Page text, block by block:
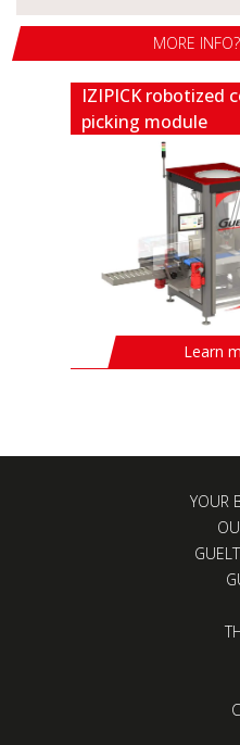
MORE
IZIPICK robotized
picking module
Learn
YOUR